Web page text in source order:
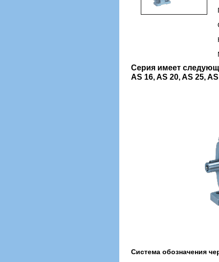
Серия имеет
AS 16, AS 20, AS 25,
Система обозначения